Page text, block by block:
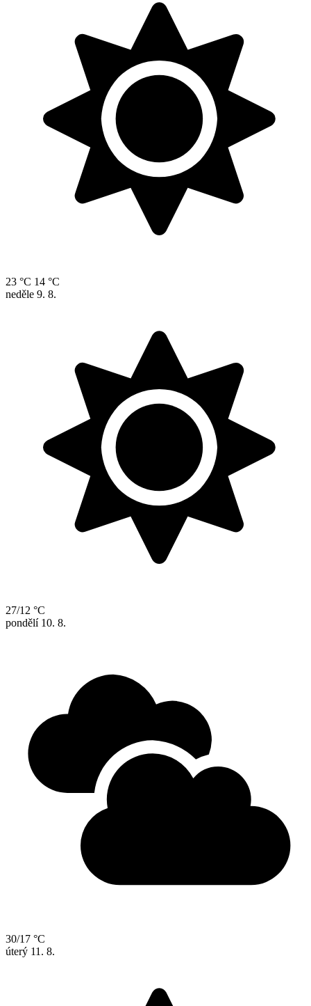
23 °C 14 °C
neděle 9. 8.
27/12 °C
pondělí 10. 8.
30/17 °C
úterý 11. 8.